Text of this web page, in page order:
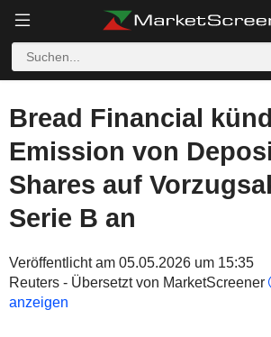
Bread Financial
Emission von
Shares auf
Serie B an
Veröffentlicht am 05.05.2026 um 15:35
Reuters - Übersetzt von MarketScreener
anzeigen